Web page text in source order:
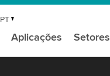
PT
Aplicações Setores